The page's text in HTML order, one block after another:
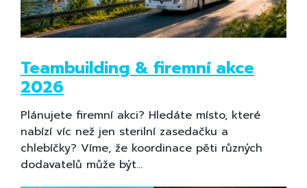
Teambuilding & firemní akce
2026
Plánujete firemní akci? Hledáte místo, které
nabízí víc než jen sterilní zasedačku a
chlebíčky? Víme, že koordinace pěti různých
dodavatelů může být…